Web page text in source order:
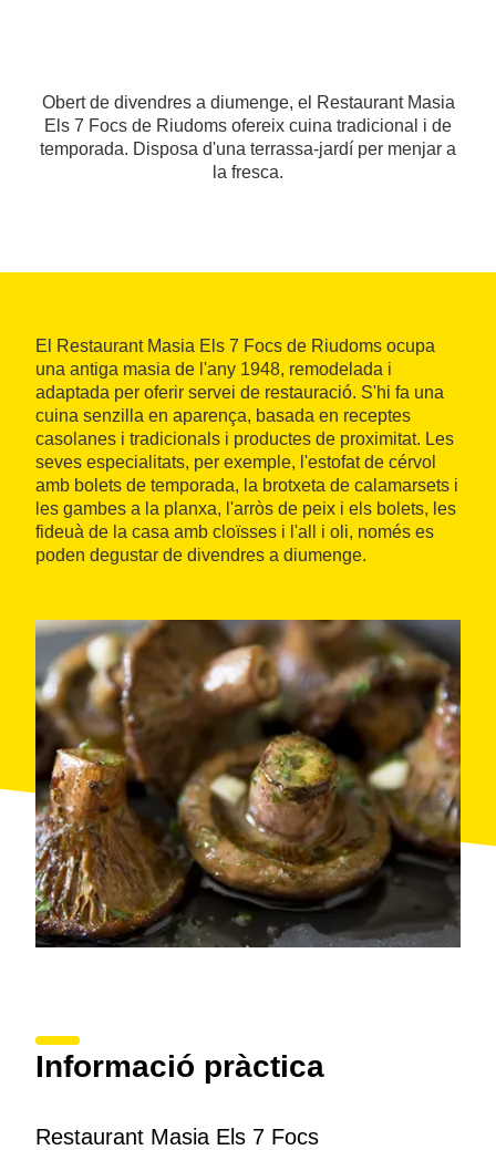
Obert de divendres a diumenge, el Restaurant Masia
Els 7 Focs de Riudoms ofereix cuina tradicional i de
temporada. Disposa d'una terrassa-jardí per menjar a
la fresca.
El Restaurant Masia Els 7 Focs de Riudoms ocupa
una antiga masia de l'any 1948, remodelada i
adaptada per oferir servei de restauració. S'hi fa una
cuina senzilla en aparença, basada en receptes
casolanes i tradicionals i productes de proximitat. Les
seves especialitats, per exemple, l'estofat de cérvol
amb bolets de temporada, la brotxeta de calamarsets i
les gambes a la planxa, l'arròs de peix i els bolets, les
fideuà de la casa amb cloïsses i l'all i oli, només es
poden degustar de divendres a diumenge.
Informació pràctica
Restaurant Masia Els 7 Focs